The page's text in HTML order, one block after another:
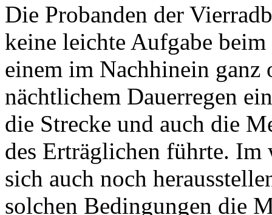
Die Probanden der
keine leichte Aufgabe
einem im Nachhinein ganz
nächtlichem Dauerregen
die Strecke und auch die
des Erträglichen führte. Im
sich auch noch
solchen Bedingungen die